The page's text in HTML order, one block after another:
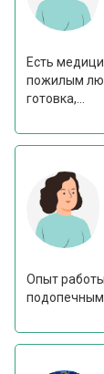
Есть
пожилым
готовка,...
Опыт